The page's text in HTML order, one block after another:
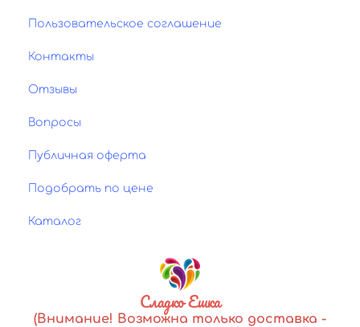
Пользовательское соглашение
Контакты
Отзывы
Вопросы
Публичная оферта
Подобрать по цене
Каталог
Сладко Ешка
(Внимание! Возможна только доставка -